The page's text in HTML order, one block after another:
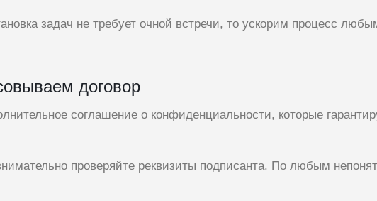
задач не требует очной встречи, то ускорим процесс
договор
соглашение о конфиденциальности, которые
проверяйте реквизиты подписанта. По любым